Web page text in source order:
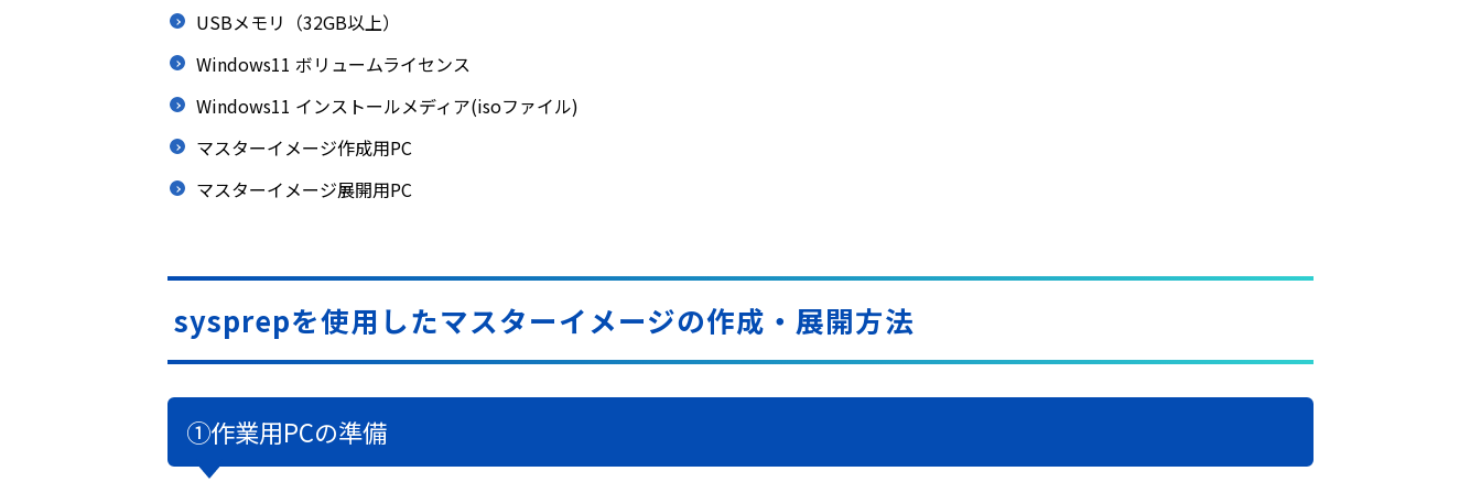
USBメモリ（32GB以上）
Windows11 ボリュームライセンス
Windows11 インストールメディア(isoファイル)
マスターイメージ作成用PC
マスターイメージ展開用PC
sysprepを使用したマスターイメージの作成・展開方法
①作業用PCの準備